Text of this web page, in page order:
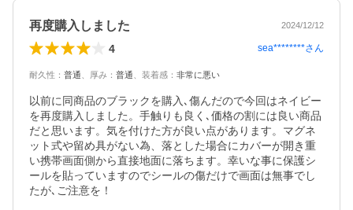
再度購入しました 2024/12/12
4 sea********さん
耐久性 ： 普通 厚み ： 普通 装着感 ： 非常に悪い
以前に同商品のブラックを購入､傷んだので今回はネイビー
を再度購入しました。手触りも良く､価格の割には良い商品
だと思います。気を付けた方が良い点があります。マグネ
ット式や留め具がない為、落とした場合にカバーが開き重
い携帯画面側から直接地面に落ちます。幸いな事に保護シ
ールを貼っていますのでシールの傷だけで画面は無事でし
たが､ご注意を！